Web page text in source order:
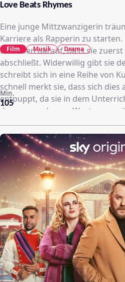
Love Beats Rhymes
Eine junge Mittzwanzigerin
Karriere als Rapperin zu
bestehen darauf, dass sie zuerst
abschließt. Widerwillig gibt sie
schreibt sich in eine Reihe von
schnell merkt sie, dass sich dies
entpuppt, da sie in dem
des gesprochenen Wortes
ihrer musikalischen
kann...
105
Min.
Film Musik Drama